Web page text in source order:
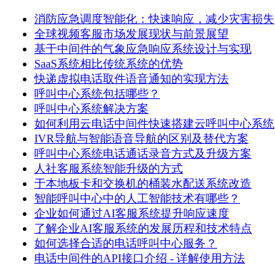
消防应急调度智能化：快速响应，减少灾害损失
全球视频客服市场发展现状与前景展望
基于中间件的气象应急响应系统设计与实现
SaaS系统相比传统系统的优势
快递虚拟电话取件语音通知的实现方法
呼叫中心系统包括哪些？
呼叫中心系统解决方案
如何利用云电话中间件快速搭建云呼叫中心系统
IVR导航与智能语音导航的区别及替代方案
呼叫中心系统电话通话录音方式及升级方案
人社客服系统智能升级的方式
于本地板卡和交换机的桶装水配送系统改造
智能呼叫中心中的人工智能技术有哪些？
企业如何通过AI客服系统提升响应速度
了解企业AI客服系统的发展历程和技术特点
如何选择合适的电话呼叫中心服务？
电话中间件的API接口介绍 - 详解使用方法